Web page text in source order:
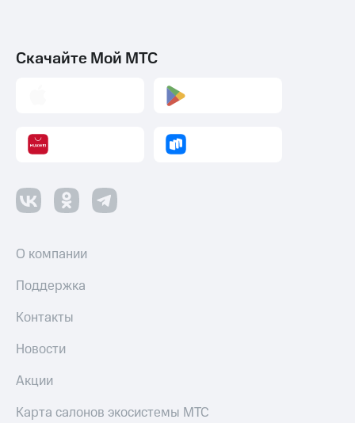
колонки
Планшеты
скидки
Все
Скачайте Мой МТС
О компании
Поддержка
Контакты
Новости
Акции
Карта салонов экосистемы МТС